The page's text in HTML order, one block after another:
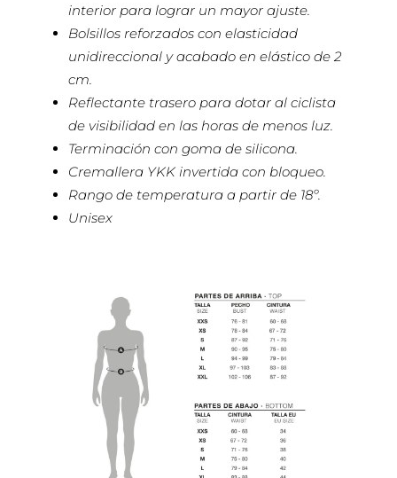
interior para lograr un mayor ajuste.
Bolsillos reforzados con elasticidad
unidireccional y acabado en elástico de 2
cm.
Reflectante trasero para dotar al ciclista
de visibilidad en las horas de menos luz.
Terminación con goma de silicona.
Cremallera YKK invertida con bloqueo.
Rango de temperatura a partir de 18º.
Unisex